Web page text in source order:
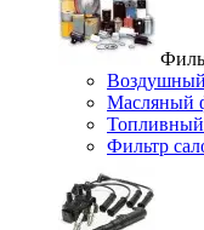
Масляный
Фильтр